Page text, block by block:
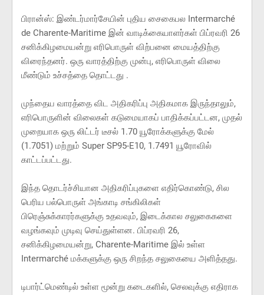
பிரான்ஸ்: இண்டர்மார்சேயின் புதிய சைகைபல Intermarché
de Charente-Maritime இன் வாடிக்கையாளர்கள் பிப்ரவரி 26
சனிக்கிழமையன்று எரிபொருள் விற்பனை மையத்திற்கு
விரைந்தனர். ஒரு வாரத்திற்கு முன்பு, எரிபொருள் விலை
மீண்டும் உச்சத்தை தொட்டது .
முந்தைய வாரத்தை விட அதிகரிப்பு அதிகமாக இருந்தாலும்,
எரிபொருளின் விலைகள் கடுமையாகப் பாதிக்கப்பட்டன, முதல்
முறையாக ஒரு லிட்டர் டீசல் 1.70 யூரோக்களுக்கு மேல்
(1.7051) மற்றும் Super SP95-E10, 1.7491 யூரோவில்
காட்டப்பட்டது.
இந்த தொடர்ச்சியான அதிகரிப்புகளை எதிர்கொண்டு, சில
பெரிய பல்பொருள் அங்காடி சங்கிலிகள்
பிரெஞ்சுக்காரர்களுக்கு உதவவும், இடைக்கால சலுகைகளை
வழங்கவும் முடிவு செய்துள்ளன. பிப்ரவரி 26,
சனிக்கிழமையன்று, Charente-Maritime இல் உள்ள
Intermarché மக்களுக்கு ஒரு சிறந்த சலுகையை அளித்தது.
டிபார்ட்மெண்டில் உள்ள மூன்று கடைகளில், செலவுக்கு எதிராக